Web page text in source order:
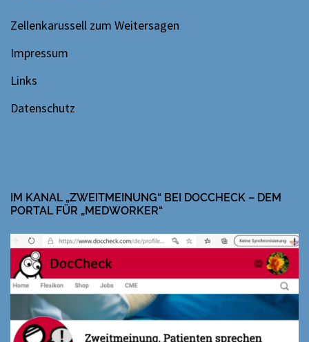
Zellenkarussell zum Weitersagen
Impressum
Links
Datenschutz
IM KANAL „ZWEITMEINUNG“ BEI DOCCHECK – DEM
PORTAL FÜR „MEDWORKER“